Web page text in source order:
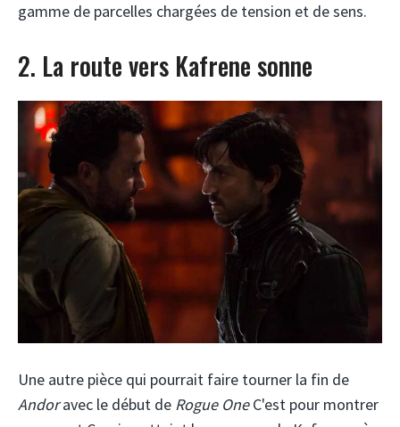
gamme de parcelles chargées de tension et de sens.
2. La route vers Kafrene sonne
Une autre pièce qui pourrait faire tourner la fin de
Andoravec le début de Rogue OneC'est pour montrer